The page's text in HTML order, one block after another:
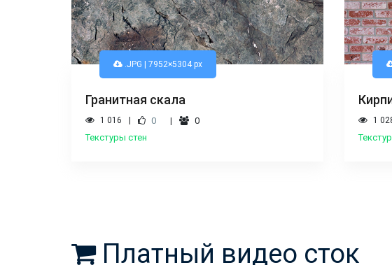
.JPG | 7952×5304 px
Гранитная скала
1 016 0
0
Текстуры стен
1
Платный видео сток